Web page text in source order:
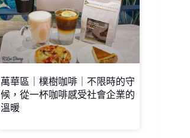
萬華區｜樸樹咖啡｜不限時的守
候，從一杯咖啡感受社會企業的
溫暖